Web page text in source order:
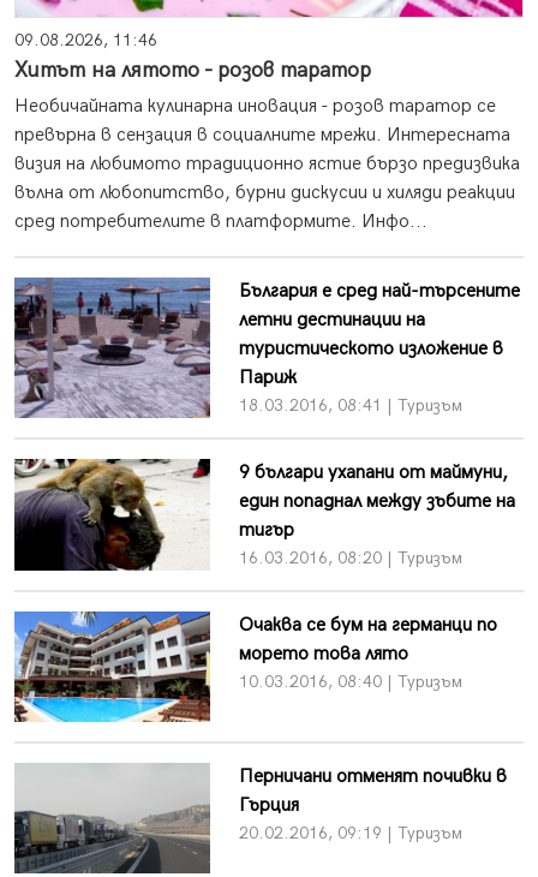
09.08.2026, 11:46
Хитът на лятото - розов таратор
Необичайната кулинарна иновация - розов таратор се
превърна в сензация в социалните мрежи. Интересната
визия на любимото традиционно ястие бързо предизвика
вълна от любопитство, бурни дискусии и хиляди реакции
сред потребителите в платформите. Инфо...
България е сред най-търсените
летни дестинации на
туристическото изложение в
Париж
18.03.2016, 08:41 | Туризъм
9 българи ухапани от маймуни,
един попаднал между зъбите на
тигър
16.03.2016, 08:20 | Туризъм
Очаква се бум на германци по
морето това лято
10.03.2016, 08:40 | Туризъм
Перничани отменят почивки в
Гърция
20.02.2016, 09:19 | Туризъм